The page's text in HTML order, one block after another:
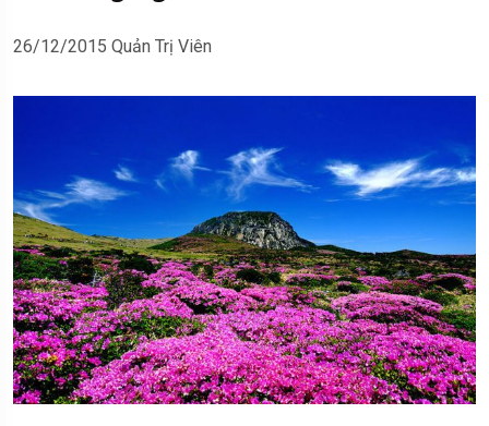
26/12/2015 Quản Trị Viên